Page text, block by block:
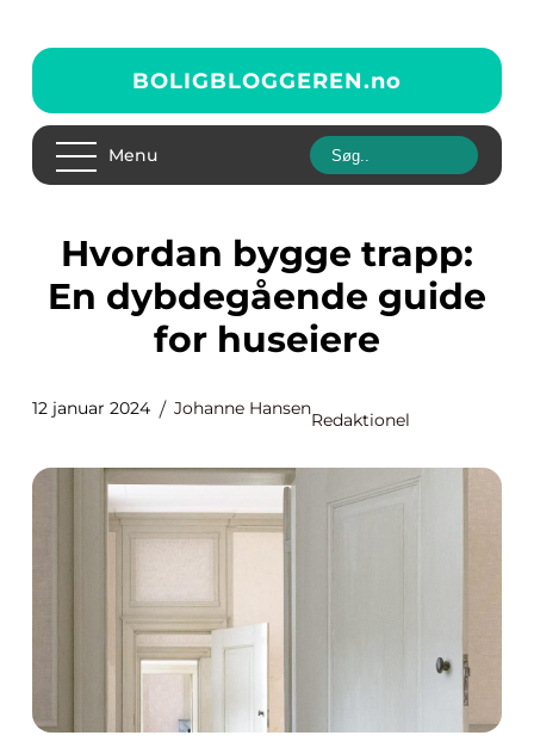
BOLIGBLOGGEREN.no
Menu
Hvordan bygge trapp:
En dybdegående guide
for huseiere
12 januar 2024 Johanne Hansen
Redaktionel